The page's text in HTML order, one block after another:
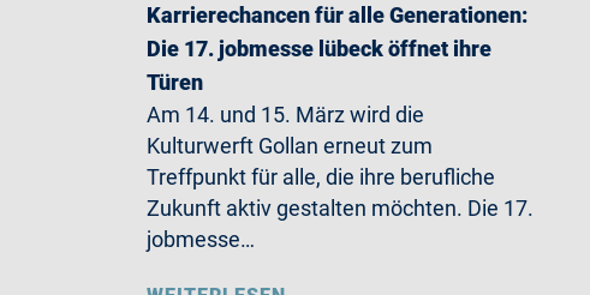
Karrierechancen für alle Generationen:
Die 17. jobmesse lübeck öffnet ihre
Türen
Am 14. und 15. März wird die
Kulturwerft Gollan erneut zum
Treffpunkt für alle, die ihre berufliche
Zukunft aktiv gestalten möchten. Die 17.
jobmesse…